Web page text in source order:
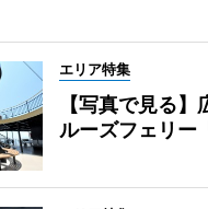
エリア特集
【写真で見る
ルーズフェリー